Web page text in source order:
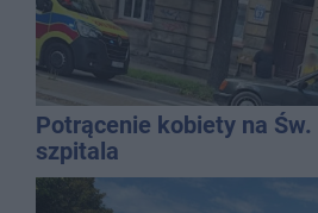
Potrącenie kobiety na Św.
szpitala